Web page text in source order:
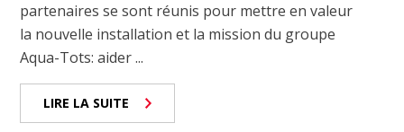
partenaires se sont réunis pour mettre en valeur
la nouvelle installation et la mission du groupe
Aqua-Tots: aider ...
LIRE LA SUITE